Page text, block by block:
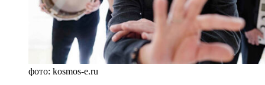
фото: kosmos-e.ru